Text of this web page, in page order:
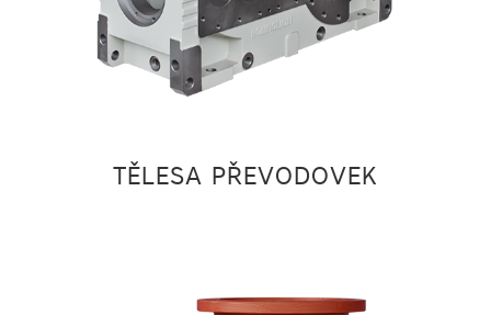
TĚLESA PŘEVODOVEK